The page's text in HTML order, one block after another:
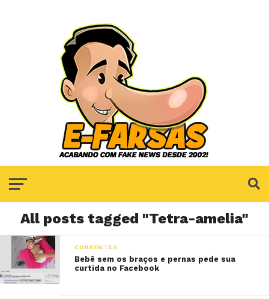
All posts tagged "Tetra-amelia"
CORRENTES
Bebê sem os braços e pernas pede sua
curtida no Facebook